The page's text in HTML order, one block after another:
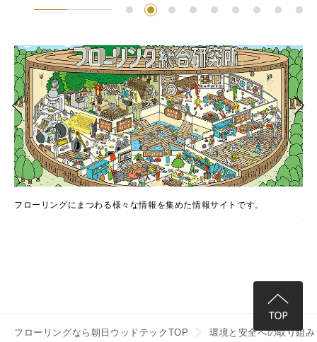
フローリングにまつわる様々な情報を集めた情報サイトです。
フローリングなら朝日ウッドテックTOP 環境と安全への取り組み